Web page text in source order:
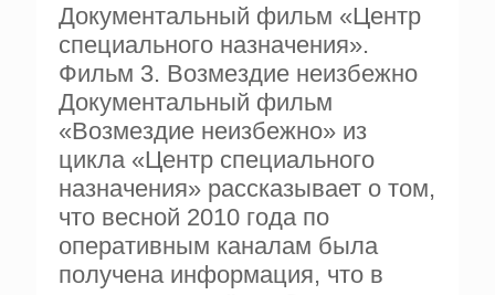
Документальный фильм «Центр
специального назначения».
Фильм 3. Возмездие неизбежно
Документальный фильм
«Возмездие неизбежно» из
цикла «Центр специального
назначения» рассказывает о том,
что весной 2010 года по
оперативным каналам была
получена информация, что в